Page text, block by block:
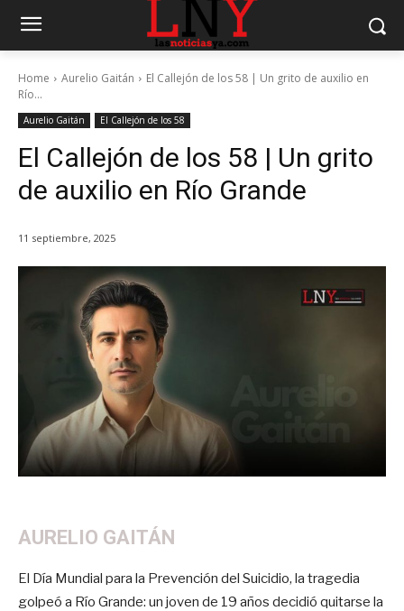
Home Aurelio Gaitán
El Callejón de los 58 | Un grito de auxilio en
Río...
Aurelio Gaitán El Callejón de los 58
El Callejón de los 58 | Un grito
de auxilio en Río Grande
11 septiembre, 2025
AURELIO GAITÁN
El Día Mundial para la Prevención del Suicidio, la tragedia
golpeó a Río Grande: un joven de 19 años decidió quitarse la